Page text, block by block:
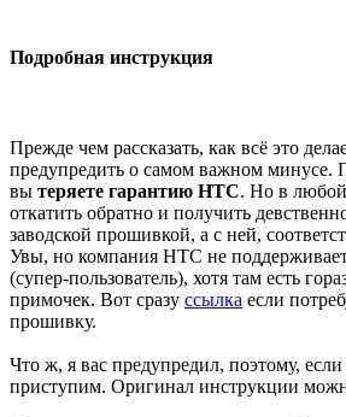
Подробная инструкция
Прежде чем рассказать, как всё это
предупредить о самом важном минусе.
вы теряете гарантию HTC. Но в
откатить обратно и получить
заводской прошивкой, а с ней,
Увы, но компания HTC не
(супер-пользователь), хотя там есть
примочек. Вот сразу ссылка если
прошивку.
Что ж, я вас предупредил, поэтому, если
приступим. Оригинал инструкции